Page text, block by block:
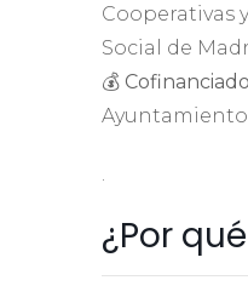
Cooperativas
Social de
💰
¿Por